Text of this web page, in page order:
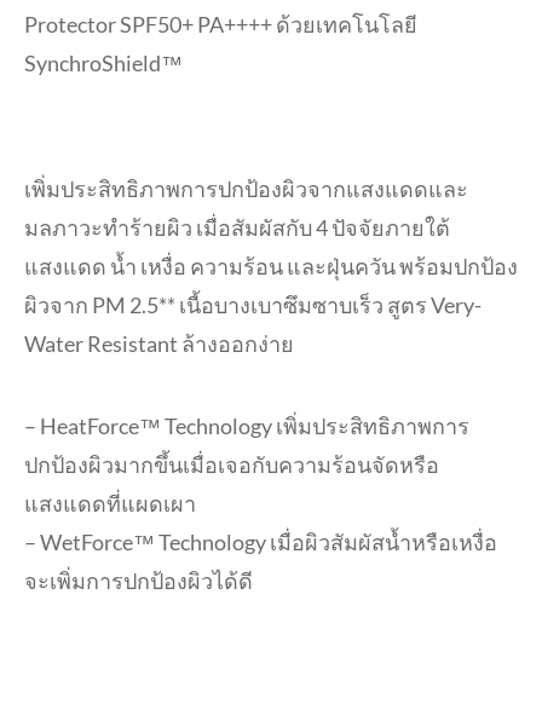
Protector SPF50+ PA++++ ด้วยเทคโนโลยี
SynchroShield™
เพิ่มประสิทธิภาพการปกป้องผิวจากแสงแดดและ
มลภาวะทำร้ายผิว เมื่อสัมผัสกับ 4 ปัจจัยภายใต้
แสงแดด น้ำ เหงื่อ ความร้อน และฝุ่นควัน​ พร้อม​ปกป้อง
ผิวจาก PM 2.5** เนื้อบางเบาซึมซาบเร็ว สูตร Very-
Water Resistant ล้างออกง่าย
– HeatForce™ Technology เพิ่มประสิทธิภาพการ
ปกป้องผิวมากขึ้นเมื่อเจอกับความร้อนจัดหรือ
แสงแดดที่แผดเผา
– WetForce™ Technology เมื่อผิวสัมผัสน้ำหรือเหงื่อ
จะเพิ่มการปกป้องผิวได้ดี